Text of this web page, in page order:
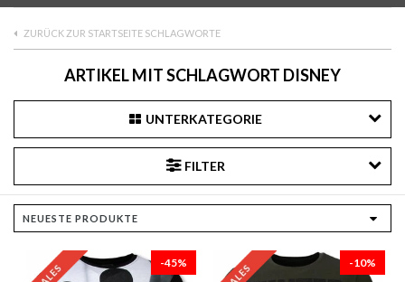
ZURÜCK ZUR STARTSEITE SCHLAGWORTE
ARTIKEL MIT SCHLAGWORT DISNEY
UNTERKATEGORIE
FILTER
-45% -10%